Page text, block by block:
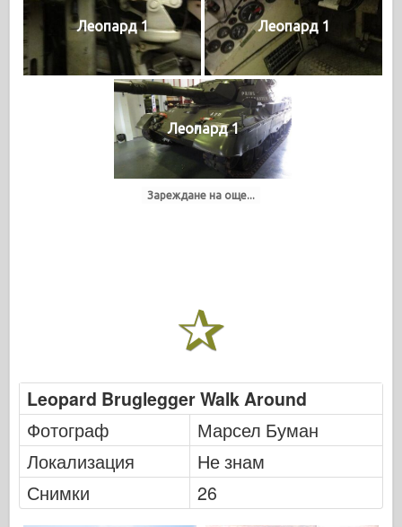
Леопард 1 Леопард 1
Леопард 1
Зареждане на още...
Leopard Bruglegger Walk Around
Фотограф
Марсел Буман
Локализация
Не знам
Снимки
26